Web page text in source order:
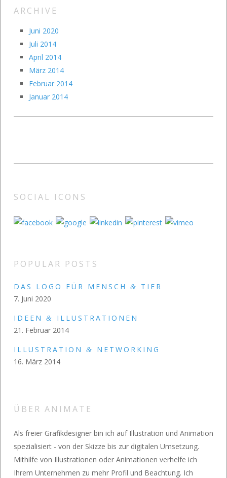
ARCHIVE
Juni 2020
Juli 2014
April 2014
März 2014
Februar 2014
Januar 2014
SOCIAL ICONS
POPULAR POSTS
DAS LOGO FÜR MENSCH &
TIER
7. Juni 2020
IDEEN
&
ILLUSTRATIONEN
21. Februar 2014
ILLUSTRATION
&
NETWORKING
16. März 2014
ÜBER ANIMATE
Als freier Grafikdesigner bin ich auf Illustration und Animation
spezialisiert - von der Skizze bis zur digitalen Umsetzung.
Mithilfe von Illustrationen oder Animationen verhelfe ich
Ihrem Unternehmen zu mehr Profil und Beachtung. Ich